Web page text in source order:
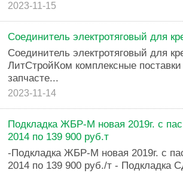
2023-11-15
Соединитель электротяговый для
Соединитель электротяговый для
ЛитСтройКом комплексные
запчасте...
2023-11-14
Подкладка ЖБР-М новая 2019г. с
2014 по 139 900 руб.т
-Подкладка ЖБР-М новая 2019г. с
2014 по 139 900 руб./т - Подкладка